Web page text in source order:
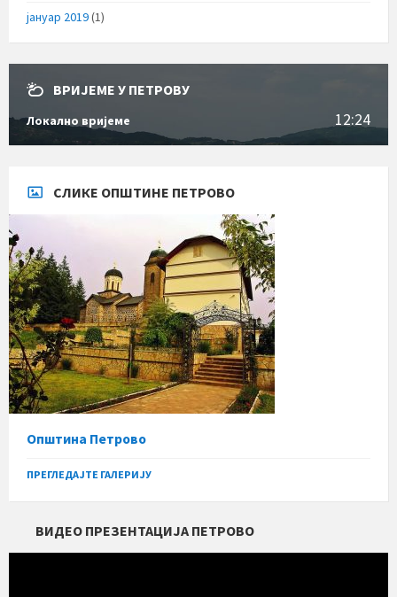
јануар 2019(1)
ВРИЈЕМЕ У ПЕТРОВУ
Локално вријеме 12:24
СЛИКЕ ОПШТИНЕ ПЕТРОВО
Општина Петрово
ПРЕГЛЕДАЈТЕ ГАЛЕРИЈУ
ВИДЕО ПРЕЗЕНТАЦИЈА ПЕТРОВО